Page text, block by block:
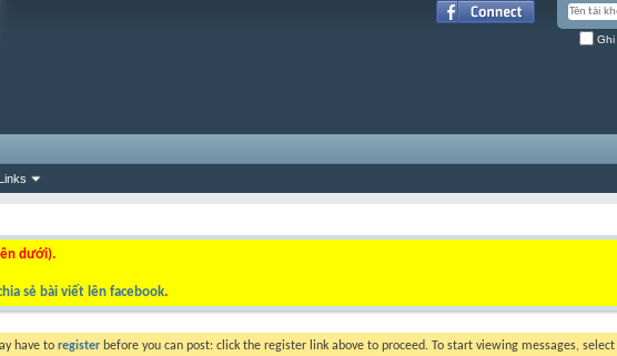
dưới).
sẻ bài viết lên facebook.
have to register before you can post: click the register link above to proceed. To start viewing messages,